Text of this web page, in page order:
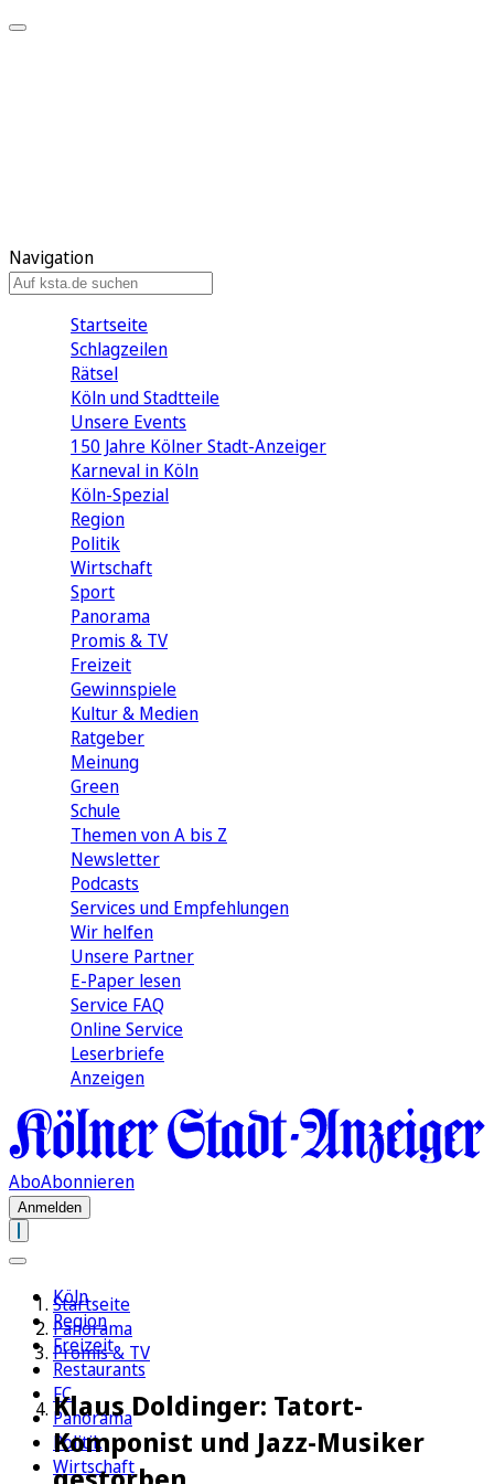
Navigation
Startseite
Schlagzeilen
Rätsel
Köln und Stadtteile
Unsere Events
150 Jahre Kölner Stadt-Anzeiger
Karneval in Köln
Köln-Spezial
Region
Politik
Wirtschaft
Sport
Panorama
Promis & TV
Freizeit
Gewinnspiele
Kultur & Medien
Ratgeber
Meinung
Green
Schule
Themen von A bis Z
Newsletter
Podcasts
Services und Empfehlungen
Wir helfen
Unsere Partner
E-Paper lesen
Service FAQ
Online Service
Leserbriefe
Anzeigen
AboAbonnieren
Anmelden
Köln
Region
Freizeit
Restaurants
FC
Panorama
Politik
Wirtschaft
Startseite
Panorama
Promis & TV
Klaus Doldinger: Tatort-
Komponist und Jazz-Musiker